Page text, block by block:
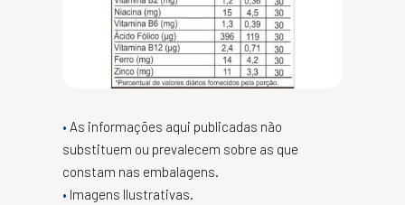
As informações aqui publicadas não
substituem ou prevalecem sobre as que
constam nas embalagens.
Imagens Ilustrativas.